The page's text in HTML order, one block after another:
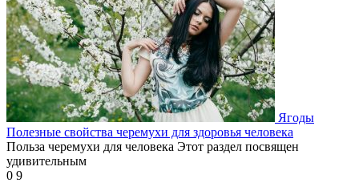
Ягоды
Полезные свойства черемухи для здоровья человека
Польза черемухи для человека Этот раздел посвящен
удивительным
0 9